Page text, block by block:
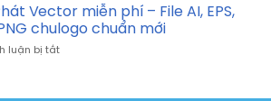
PNG
chuẩn
–
File
EPS,
EVN
Vector
miễn
phí
Vector miễn phí – File AI, EPS,
chulogo chuẩn mới
luận bị tắtở